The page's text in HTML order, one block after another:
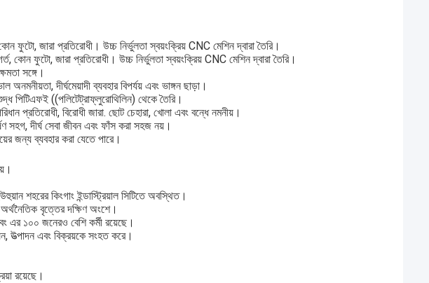
ফুটো, জারা প্রতিরোধী। উচ্চ নির্ভুলতা স্বয়ংক্রিয় CNC মেশিন দ্বারা তৈরি।
কোন ফুটো, জারা প্রতিরোধী। উচ্চ নির্ভুলতা স্বয়ংক্রিয় CNC মেশিন দ্বারা তৈরি।
সঙ্গে।
দীর্ঘমেয়াদী ব্যবহার বিপর্যয় এবং ভাঙ্গন ছাড়া।
পিটিএফই ((পলিটেট্রাফ্লুরোথিলিন) থেকে তৈরি।
প্রতিরোধী, বিরোধী জারা. ছোট চেহারা, খোলা এবং বন্ধে নমনীয়।
দীর্ঘ সেবা জীবন এবং ফাঁস করা সহজ নয়।
জন্য ব্যবহার করা যেতে পারে।
শহরের কিংগাং ইন্ডাস্ট্রিয়াল সিটিতে অবস্থিত।
অর্থনৈতিক বৃত্তের দক্ষিণ অংশে।
এর ১০০ জনেরও বেশি কর্মী রয়েছে।
উত্পাদন এবং বিক্রয়কে সংহত করে।
রয়েছে।